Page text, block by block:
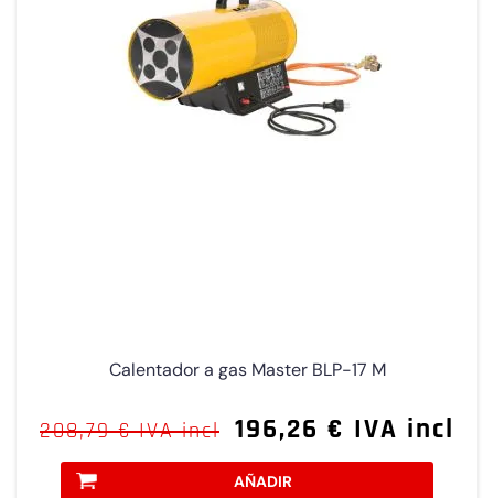
Calentador a gas Master BLP-17 M
208,79 € IVA incl 196,26 € IVA incl
AÑADIR